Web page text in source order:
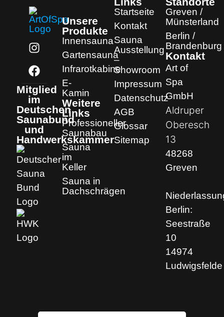
Mitglied
im
Deutschen
Saunabund
und
Handwerkskammer
Unsere
Produkte
Innensauna
Gartensauna
Infrarotkabine
E-
Kamin
Weitere
Links
Professioneller
Saunabau
Sauna
im
Keller
Sauna in
Dachschrägen
Startseite
Kontakt
Sauna
Ausstellung
–
Showroom
Impressum
Datenschutz
AGB
Glossar
Sitemap
Greven /
Münsterland
Berlin /
Brandenburg
Kontakt
Art of
Spa
GmbH
Aldruper
Oberesch
13
48268
Greven
Berlin:
Seestraße
10
14974
Ludwigsfelde